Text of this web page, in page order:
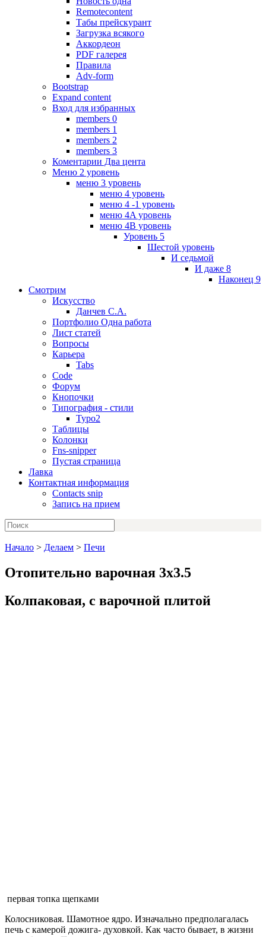
Remotecontent
Табы прейскурант
Загрузка всякого
Аккордеон
PDF галерея
Правила
Adv-form
Bootstrap
Expand content
Вход для избранных
members 0
members 1
members 2
members 3
Коментарии Два цента
Меню 2 уровень
меню 3 уровень
меню 4 уровень
меню 4 -1 уровень
меню 4A уровень
меню 4B уровень
Уровень 5
Шестой уровень
И седьмой
И даже 8
Наконец 9
Смотрим
Искусство
Данчев С.А.
Портфолио Одна работа
Лист статей
Вопросы
Карьера
Tabs
Code
Форум
Кнопочки
Типография - стили
Typo2
Таблицы
Колонки
Fns-snipper
Пустая страница
Лавка
Контактная информация
Contacts snip
Запись на прием
Начало > Делаем > Печи
Отопительно варочная 3x3.5
Колпаковая, с варочной плитой
первая топка щепками
Колосниковая. Шамотное ядро. Изначально предполагалась
печь с камерой дожига- духовкой. Как часто бывает, в жизни